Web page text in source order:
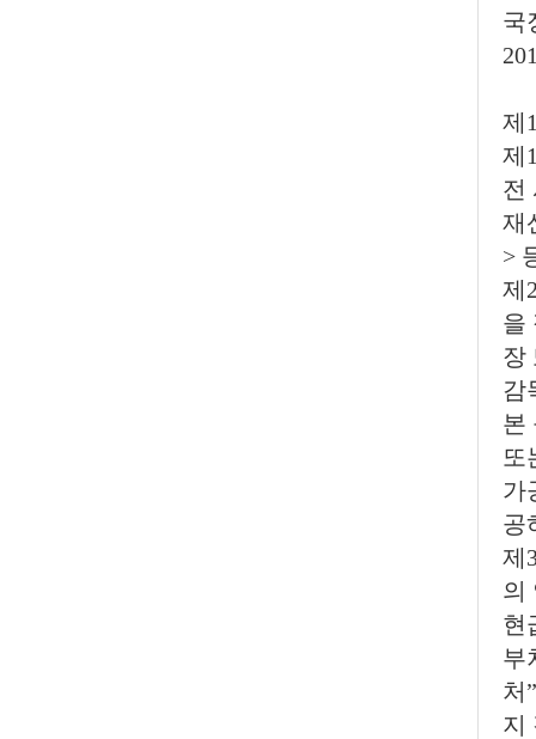
국
제
제
전
재
>
제
을
장
감
본
또
가
공
제
의
현
부
처
지